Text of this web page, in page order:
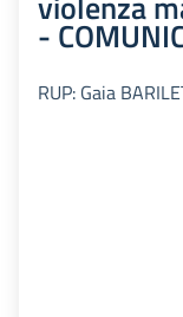
-
RUP: Gaia